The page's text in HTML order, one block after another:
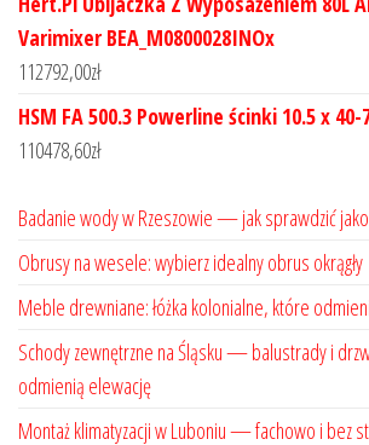
Varimixer BEA_M0800028INOx
112792,00zł
HSM FA 500.3 Powerline ścinki 10.5 x
110478,60zł
Badanie wody w Rzeszowie — jak sprawdzić
Obrusy na wesele: wybierz idealny obrus okrągły
Meble drewniane: łóżka kolonialne, które
Schody zewnętrzne na Śląsku — balustrady i
odmienią elewację
Montaż klimatyzacji w Luboniu — fachowo i bez